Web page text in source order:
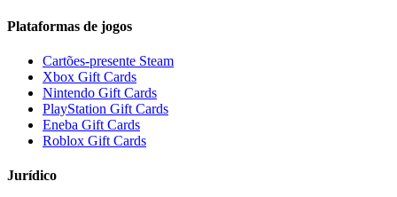
Plataformas de jogos
Cartões-presente Steam
Xbox Gift Cards
Nintendo Gift Cards
PlayStation Gift Cards
Eneba Gift Cards
Roblox Gift Cards
Jurídico